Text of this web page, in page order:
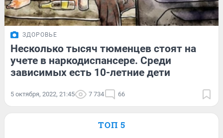
ЗДОРОВЬЕ
Несколько тысяч тюменцев стоят на
учете в наркодиспансере. Среди
зависимых есть 10-летние дети
5 октября, 2022, 21:45 7 734 66
ТОП 5